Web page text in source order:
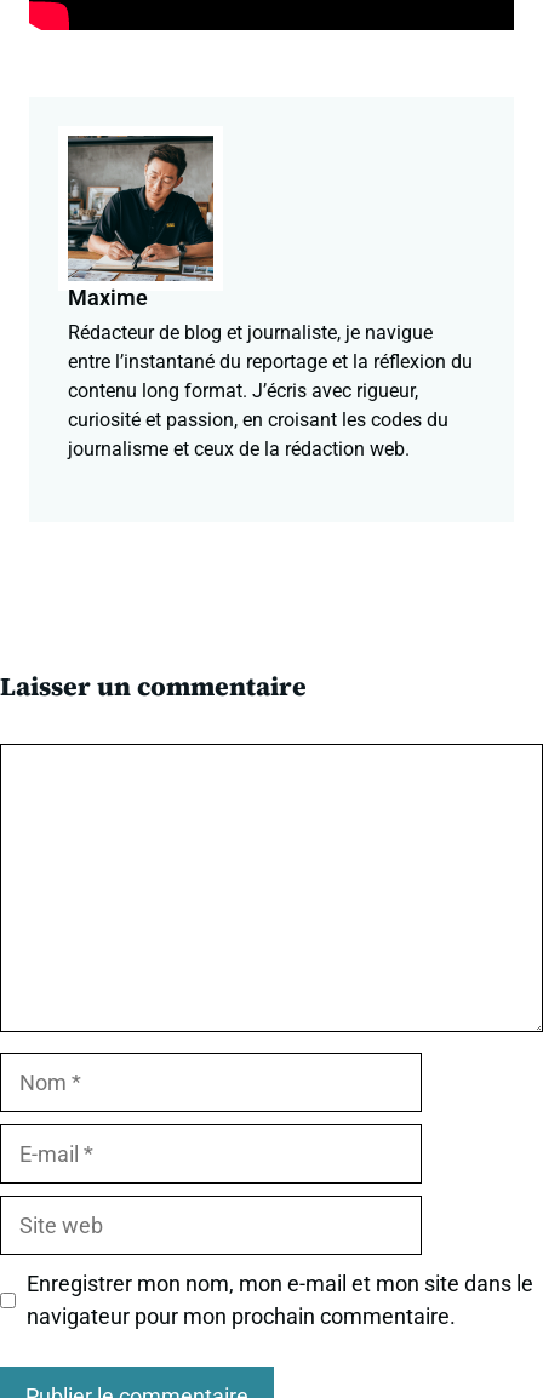
Maxime
Rédacteur de blog et journaliste, je navigue
entre l’instantané du reportage et la réflexion du
contenu long format. J’écris avec rigueur,
curiosité et passion, en croisant les codes du
journalisme et ceux de la rédaction web.
Laisser un commentaire
Nom
Site
Enregistrer mon nom, mon e-mail et mon site dans le
navigateur pour mon prochain commentaire.